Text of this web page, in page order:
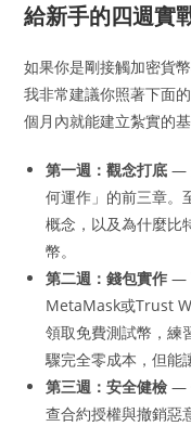
給新手的四週實
如果你是剛接觸加密貨
我非常建議你照著下面
個月內就能建立紮實的基
第一週：觀念打底 —
何運作」的前三章。
概念，以及為什麼比
幣。
第二週：錢包實作 —
MetaMask或Trust
領取免費測試幣，練
驟完全零成本，但能
第三週：安全健檢 —
查合約授權與撤銷惡